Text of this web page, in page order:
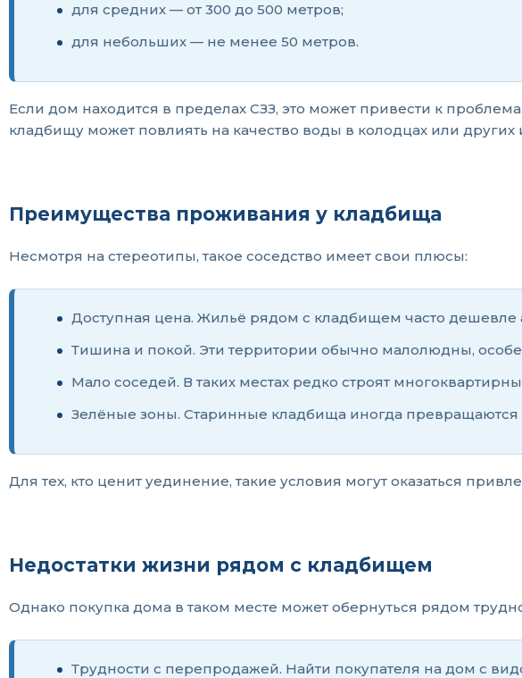
для средних — от 300 до 500 метров;
для небольших — не менее 50 метров.
Если дом находится в пределах СЗЗ, это может привести к
кладбищу может повлиять на качество воды в колодцах или
Преимущества проживания у кладбища
Несмотря на стереотипы, такое соседство имеет свои плюсы:
Доступная цена. Жильё рядом с кладбищем часто дешевле
Тишина и покой. Эти территории обычно малолюдны,
Мало соседей. В таких местах редко строят
Зелёные зоны. Старинные кладбища иногда
Для тех, кто ценит уединение, такие условия могут оказаться
Недостатки жизни рядом с кладбищем
Однако покупка дома в таком месте может обернуться рядом
Трудности с перепродажей. Найти покупателя на дом с